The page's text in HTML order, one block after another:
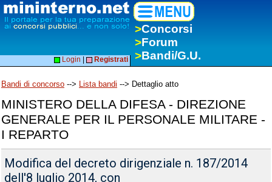
>Concorsi
>Forum
>Bandi/G.U.
Login Registrati
Bandi di concorso --> Lista bandi --> Dettaglio atto
MINISTERO DELLA DIFESA - DIREZIONE
GENERALE PER IL PERSONALE MILITARE -
I REPARTO
Modifica del decreto dirigenziale n. 187/2014
dell'8 luglio 2014, con